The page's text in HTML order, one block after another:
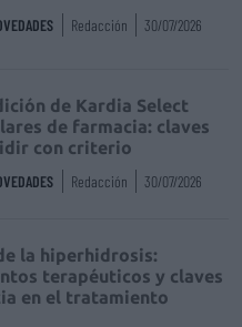
Redacción 30/07/2026
de Kardia Select
de farmacia: claves
con criterio
Redacción 30/07/2026
la hiperhidrosis:
terapéuticos y claves
en el tratamiento